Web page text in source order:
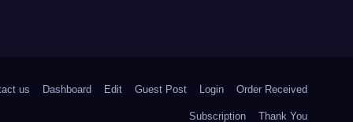
us Dashboard Edit Guest Post Login Order Received
Subscription Thank You